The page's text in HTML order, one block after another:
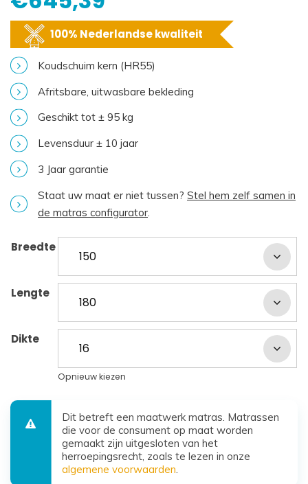
100% Nederlandse kwaliteit
Koudschuim kern (HR55)
Afritsbare, uitwasbare bekleding
Geschikt tot ± 95 kg
Levensduur ± 10 jaar
3 Jaar garantie
Staat uw maat er niet tussen? Stel hem zelf samen in
de matras configurator
Breedte
Lengte
Dikte
Opnieuw kiezen
Dit betreft een maatwerk matras. Matrassen
die voor de consument op maat worden
gemaakt zijn uitgesloten van het
herroepingsrecht, zoals te lezen in onze
algemene voorwaarden.